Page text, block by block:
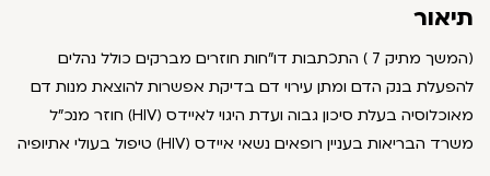
תיאור
(המשך מתיק 7 ) התכתבות דו"חות חוזרים מברקים כולל נהלים
להפעלת בנק הדם ומתן עירוי דם בדיקת אפשרות להוצאת מנות דם
מאוכלוסיה בעלת סיכון גבוה ועדת היגוי לאיידס (HIV) חוזר מנכ"ל
משרד הבריאות בעניין רופאים נשאי איידס (HIV) טיפול בעולי אתיופיה